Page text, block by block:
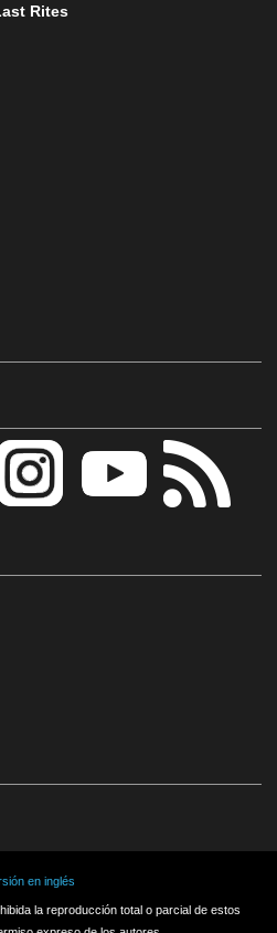
Rites
en inglés
la reproducción total o parcial de estos